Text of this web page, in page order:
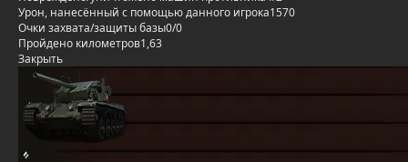
Урон, нанесённый с помощью данного игрока1570
Очки захвата/защиты базы0/0
Пройдено километров1,63
Закрыть